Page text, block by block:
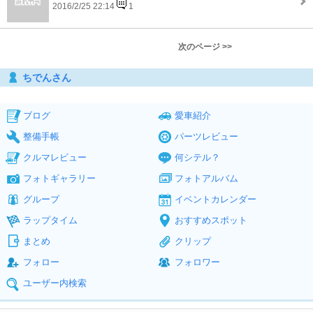
2016/2/25 22:14 1
次のページ >>
ちでんさん
ブログ
愛車紹介
整備手帳
パーツレビュー
クルマレビュー
何シテル？
フォトギャラリー
フォトアルバム
グループ
イベントカレンダー
ラップタイム
おすすめスポット
まとめ
クリップ
フォロー
フォロワー
ユーザー内検索